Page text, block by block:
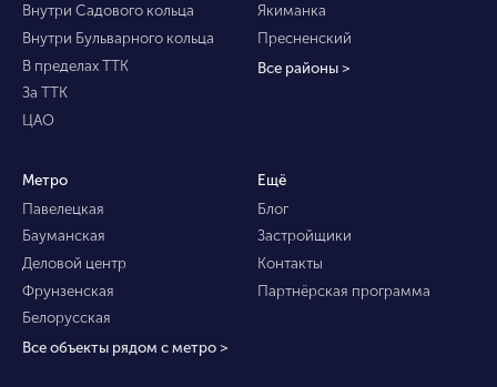
Внутри Садового кольца
Внутри Бульварного кольца
В пределах ТТК
За ТТК
ЦАО
Якиманка
Пресненский
Все районы >
Метро
Павелецкая
Бауманская
Деловой центр
Фрунзенская
Белорусская
Все объекты рядом с метро >
Ещё
Блог
Застройщики
Контакты
Партнёрская программа